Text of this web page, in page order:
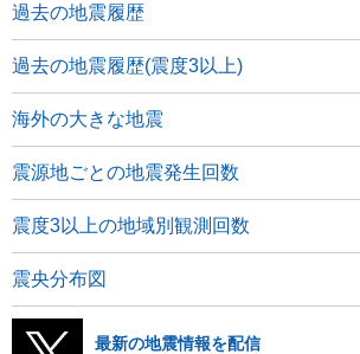
過去の地震履歴
過去の地震履歴(震度3以上)
海外の大きな地震
震源地ごとの地震発生回数
震度3以上の地域別観測回数
震央分布図
最新の地震情報を配信